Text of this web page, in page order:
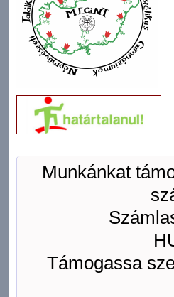
Munkánkat
Támogassa